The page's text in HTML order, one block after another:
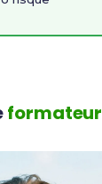
formateur